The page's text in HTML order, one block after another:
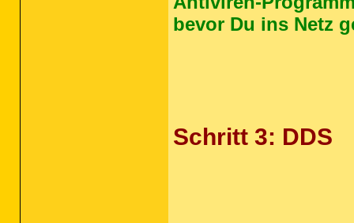
bevor Du ins Netz
Schritt 3: DDS